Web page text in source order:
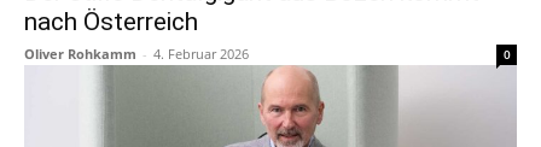
nach Österreich
Oliver Rohkamm - 4. Februar 2026 0